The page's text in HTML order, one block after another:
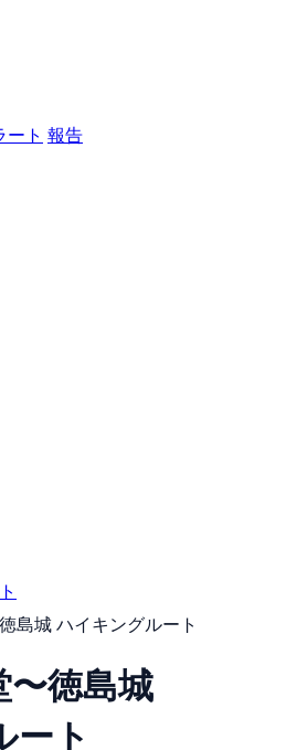
ート 報告
島城 ハイキングルート
〜徳島城
ート